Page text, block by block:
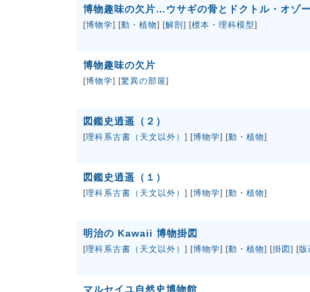
博物趣味の欠片…ウサギの骨とドクトル・オゾ
[博物学] [動・植物] [解剖 ] [標本・理科模型]
博物趣味の欠片
[博物学] [驚異の部屋]
図鑑史逍遥（２）
[理科系古書（天文以外） ] [博物学] [動・植物]
図鑑史逍遥（１）
[理科系古書（天文以外） ] [博物学] [動・植物]
明治の Kawaii 博物掛図
[理科系古書（天文以外） ] [博物学] [動・植物] [掛図 ] [版
マルセイユ自然史博物館